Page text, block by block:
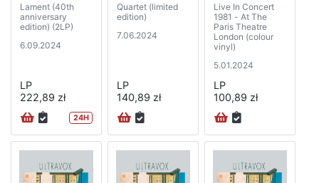
Lament (40th
anniversary
edition) (2LP)
6.09.2024
LP
222,89 zł
24H
Quartet (limited
edition)
7.06.2024
LP
140,89 zł
Live In Concert
1981 - At The
Paris Theatre
London (colour
vinyl)
5.01.2024
LP
100,89 zł